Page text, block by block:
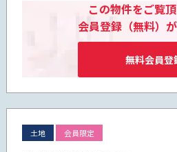
この物件をご覧頂
会員登録（無料）が
無料会員登
土地 会員限定